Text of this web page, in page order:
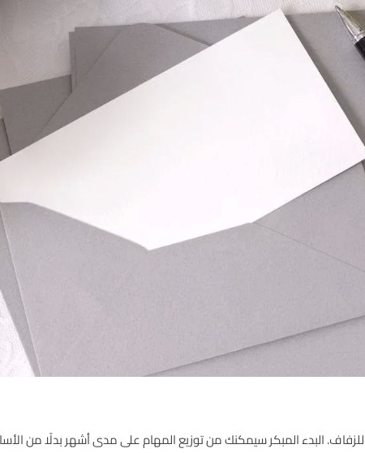
البدء المبكر سيمكنك من توزيع المهام على مدى أشهر بدلًا من